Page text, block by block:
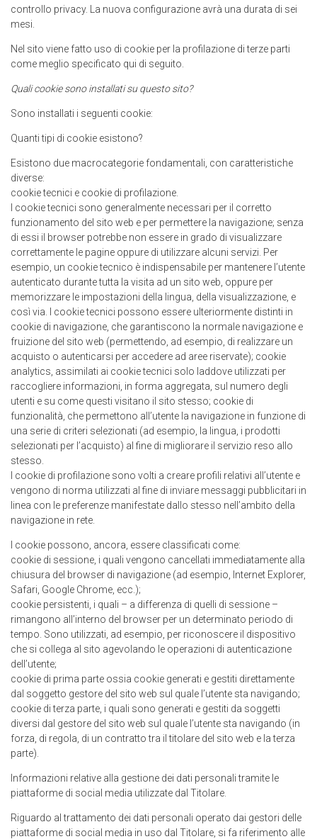
controllo privacy. La nuova configurazione avrà una durata di sei
mesi.
Nel sito viene fatto uso di cookie per la profilazione di terze parti
come meglio specificato qui di seguito.
Quali cookie sono installati su questo sito?
Sono installati i seguenti cookie:
Quanti tipi di cookie esistono?
Esistono due macrocategorie fondamentali, con caratteristiche
diverse:
cookie tecnici e cookie di profilazione.
I cookie tecnici sono generalmente necessari per il corretto
funzionamento del sito web e per permettere la navigazione; senza
di essi il browser potrebbe non essere in grado di visualizzare
correttamente le pagine oppure di utilizzare alcuni servizi. Per
esempio, un cookie tecnico è indispensabile per mantenere l’utente
autenticato durante tutta la visita ad un sito web, oppure per
memorizzare le impostazioni della lingua, della visualizzazione, e
così via. I cookie tecnici possono essere ulteriormente distinti in
cookie di navigazione, che garantiscono la normale navigazione e
fruizione del sito web (permettendo, ad esempio, di realizzare un
acquisto o autenticarsi per accedere ad aree riservate); cookie
analytics, assimilati ai cookie tecnici solo laddove utilizzati per
raccogliere informazioni, in forma aggregata, sul numero degli
utenti e su come questi visitano il sito stesso; cookie di
funzionalità, che permettono all’utente la navigazione in funzione di
una serie di criteri selezionati (ad esempio, la lingua, i prodotti
selezionati per l’acquisto) al fine di migliorare il servizio reso allo
stesso.
I cookie di profilazione sono volti a creare profili relativi all’utente e
vengono di norma utilizzati al fine di inviare messaggi pubblicitari in
linea con le preferenze manifestate dallo stesso nell’ambito della
navigazione in rete.
I cookie possono, ancora, essere classificati come:
cookie di sessione, i quali vengono cancellati immediatamente alla
chiusura del browser di navigazione (ad esempio, Internet Explorer,
Safari, Google Chrome, ecc.);
cookie persistenti, i quali – a differenza di quelli di sessione –
rimangono all’interno del browser per un determinato periodo di
tempo. Sono utilizzati, ad esempio, per riconoscere il dispositivo
che si collega al sito agevolando le operazioni di autenticazione
dell’utente;
cookie di prima parte ossia cookie generati e gestiti direttamente
dal soggetto gestore del sito web sul quale l’utente sta navigando;
cookie di terza parte, i quali sono generati e gestiti da soggetti
diversi dal gestore del sito web sul quale l’utente sta navigando (in
forza, di regola, di un contratto tra il titolare del sito web e la terza
parte).
Informazioni relative alla gestione dei dati personali tramite le
piattaforme di social media utilizzate dal Titolare.
Riguardo al trattamento dei dati personali operato dai gestori delle
piattaforme di social media in uso dal Titolare, si fa riferimento alle